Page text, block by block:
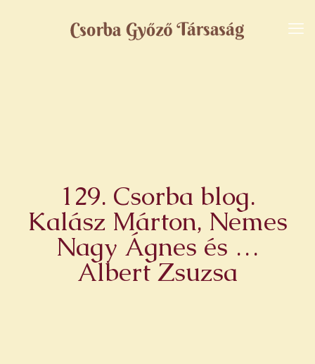
129. Csorba blog.
Kalász Márton, Nemes
Nagy Ágnes és …
Albert Zsuzsa